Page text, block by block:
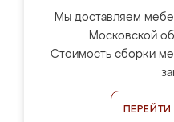
Мы доставляем
Московской
Стоимость сборки